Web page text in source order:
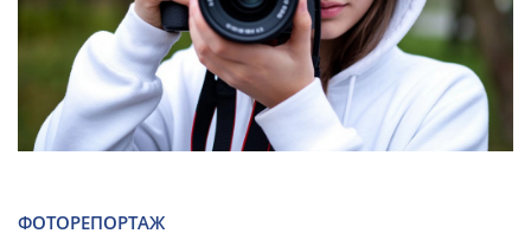
ФОТОРЕПОРТАЖ